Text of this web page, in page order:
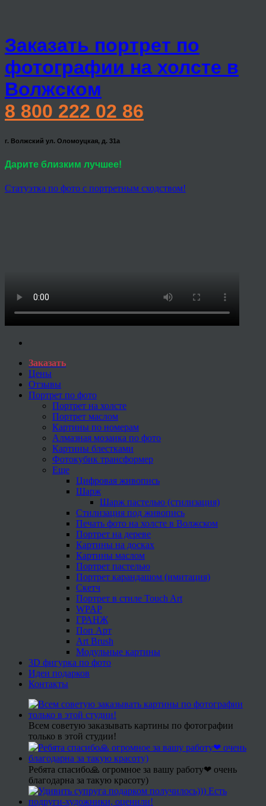
Заказать портрет по
фотографии на холсте в
Волжском
8 800 222 02 86
г. Волжский ул. Оломоуцкая, д. 31а
Дарите близким лучшее!
Статуэтка по фото с портретным сходством!
Заказать
Цены
Отзывы
Портрет по фото
Портрет на холсте
Портрет маслом
Картины по номерам
Алмазная мозаика по фото
Картины блестками
Фотокубик трансформер
Еще
Цифровая живопись
Шарж
Шарж пастелью (стилизация)
Стилизация под живопись
Печать фото на холсте в Волжском
Портрет на дереве
Картины на досках
Картины маслом
Портрет пастелью
Портрет карандашом (имитация)
Скетч
Портрет в стиле Touch Art
WPAP
ГРАНЖ
Поп Арт
Art Brush
Модульные картины
3D фигурка по фото
Идеи подарков
Контакты
Всем советую заказывать картины по фотографии
только в этой студии!
Ребята спасибо🙏 огромное за вашу работу❤ очень
благодарна за такую красоту)